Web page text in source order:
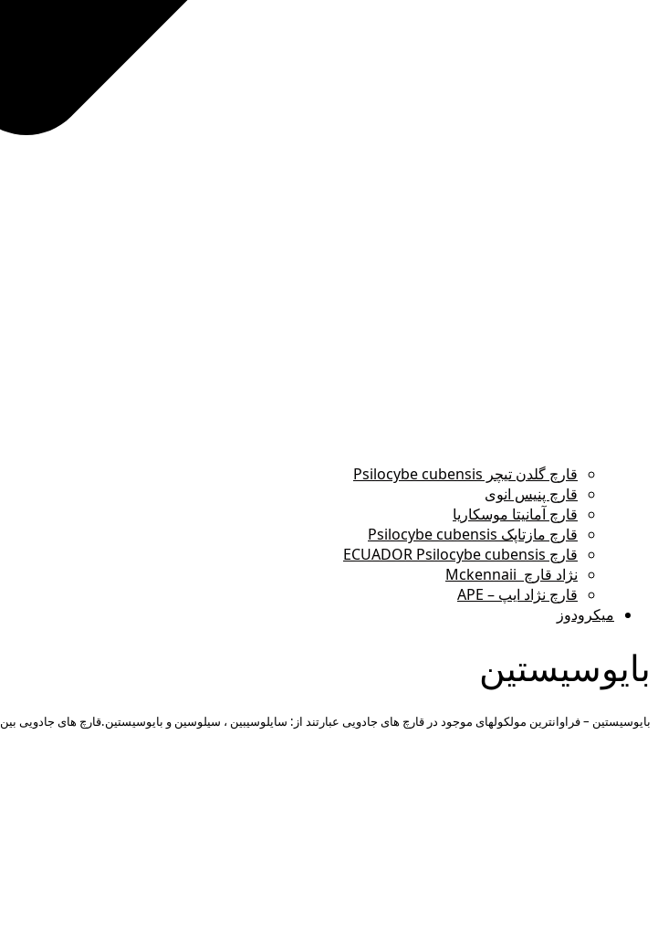
قارچ گلدن تیچر Psilocybe cubensis
قارچ پنیس انوی
قارچ آمانیتا موسکاریا
قارچ مازتاپک Psilocybe cubensis
قارچ ECUADOR Psilocybe cubensis
نژاد قارچ Mckennaii
قارچ نژاد ایپ – APE
میکرودوز
بایوسیستین
بایوسیستین – فراوانترین مولکولهای موجود در قارچ های جادویی عبارتند از: سایلوسیبین ، سیلوسین و بایوسیستین.قارچ های جادویی بین 0.2-1.8 درصد سایلوسیبین را شامل می شوند .